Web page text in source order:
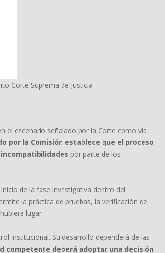
Corte Suprema de Justicia
el escenario señalado por la Corte como vía
por la Comisión establece que el proceso
por parte de los
de la fase investigativa dentro del
la práctica de pruebas, la verificación de
lugar.
institucional. Su desarrollo dependerá de las
competente deberá adoptar una decisión